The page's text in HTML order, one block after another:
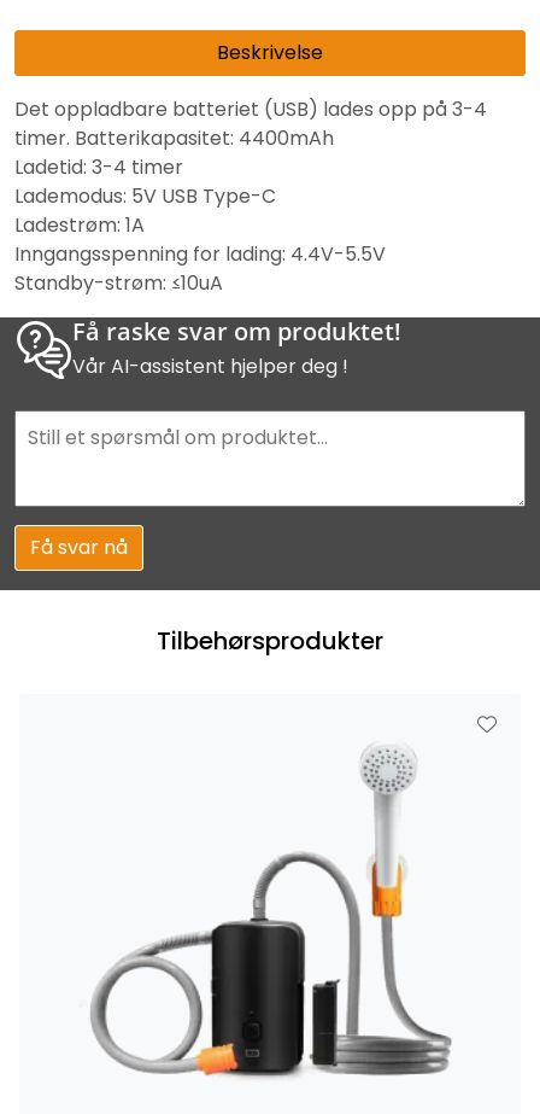
Beskrivelse
Det oppladbare batteriet (USB) lades opp på 3-4
timer. Batterikapasitet: 4400mAh
Ladetid: 3-4 timer
Lademodus: 5V USB Type-C
Ladestrøm: 1A
Inngangsspenning for lading: 4.4V-5.5V
Standby-strøm: ≤10uA
Få raske svar om produktet!
Vår AI-assistent hjelper deg !
Få svar nå
Tilbehørsprodukter